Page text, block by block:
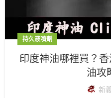
持久液噴劑
印度神油哪裡買？
油攻
新